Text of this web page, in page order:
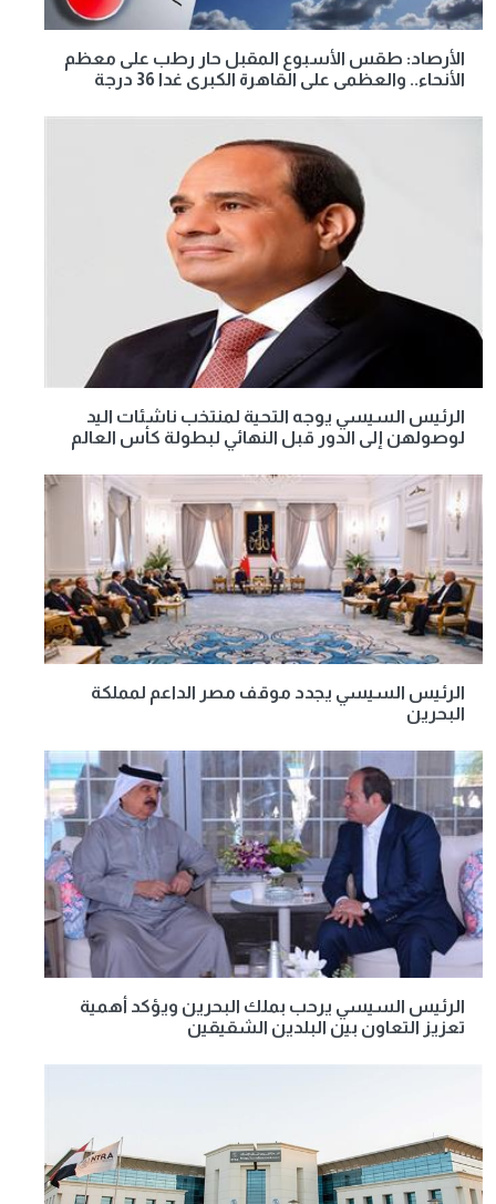
الأرصاد: طقس الأسبوع المقبل حار رطب على معظم
الأنحاء.. والعظمى على القاهرة الكبرى غدا 36 درجة
الرئيس السيسي يوجه التحية لمنتخب ناشئات اليد
لوصولهن إلى الدور قبل النهائي لبطولة كأس العالم
الرئيس السيسي يجدد موقف مصر الداعم لمملكة
البحرين
الرئيس السيسي يرحب بملك البحرين ويؤكد أهمية
تعزيز التعاون بين البلدين الشقيقين